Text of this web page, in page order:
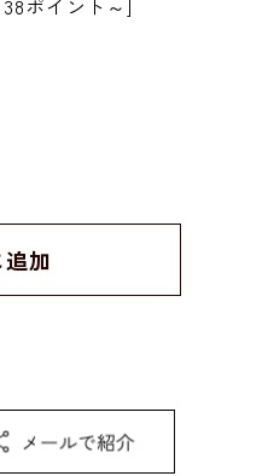
ポイント～]
加